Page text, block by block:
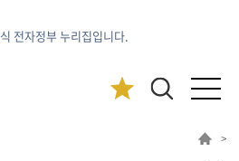
전자정부 누리집입니다.
>